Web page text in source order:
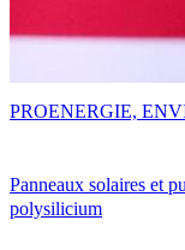
Panneaux solaires et
polysilicium
PROENERGIE,